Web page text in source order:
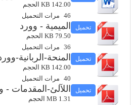
142.00 KB الحجم
46 مرات التحميل
تحميل الميمية - وورد
79.50 KB الحجم
36 مرات التحميل
تحميل المنحة-الربانية-
142.00 KB الحجم
40 مرات التحميل
تحميل اللآلئ-المقدمات -
1.31 MB الحجم